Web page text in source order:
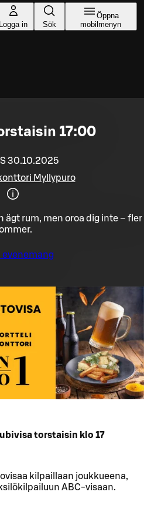
Logga in Sök
Öppna
mobilmenyn
17:00
30.10.2025
Myllypuro
ägt rum, men oroa dig inte – fler
evenemang
torstaisin klo 17
kilpaillaan joukkueena,
ABC-visaan.